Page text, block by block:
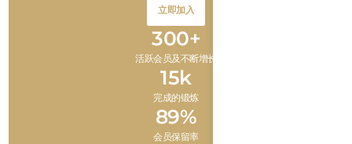
Button
Text
立即加入
立即加入
300+
活跃会员及不断增长
15k
完成的锻炼
89%
会员保留率